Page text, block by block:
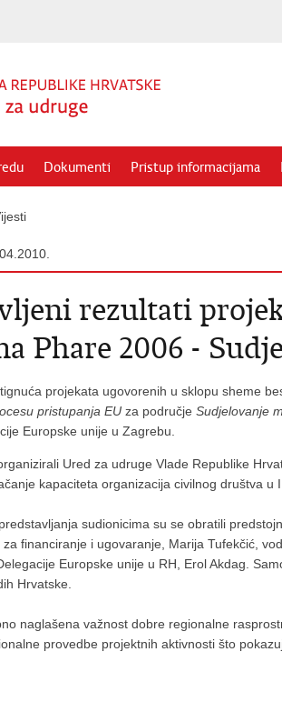
Dokumenti Pristup informacijama
rezultati
Phare 2006 -
projekata ugovorenih u sklopu sheme
pristupanja EU za područje Sudjelovanje
Europske unije u Zagrebu.
Ured za udruge Vlade Republike
kapaciteta organizacija civilnog društva u
sudionicima su se obratili
financiranje i ugovaranje, Marija Tufekčić,
Europske unije u RH, Erol Akdag.
Hrvatske.
naglašena važnost dobre regionalne
provedbe projektnih aktivnosti što